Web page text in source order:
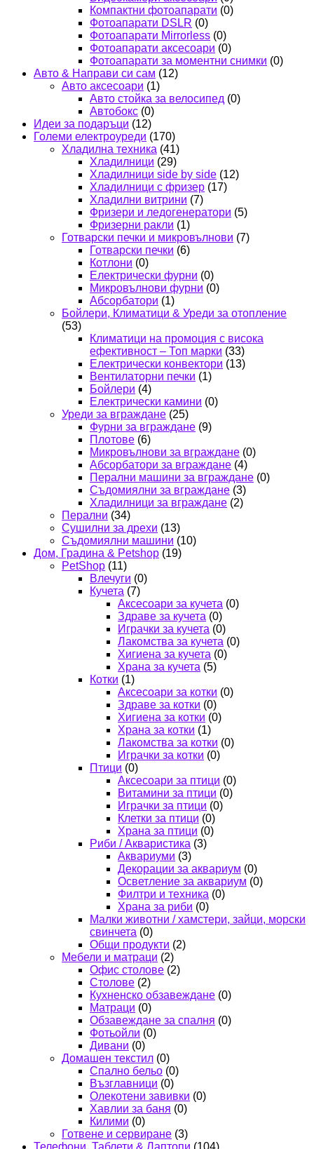
Компактни фотоапарати (0)
Фотоапарати DSLR (0)
Фотоапарати Mirrorless (0)
Фотоапарати аксесоари (0)
Фотоапарати за моментни снимки (0)
Авто & Направи си сам (12)
Авто аксесоари (1)
Авто стойка за велосипед (0)
Автобокс (0)
Идеи за подаръци (12)
Големи електроуреди (170)
Хладилна техника (41)
Хладилници (29)
Хладилници side by side (12)
Хладилници с фризер (17)
Хладилни витрини (7)
Фризери и ледогенератори (5)
Фризерни ракли (1)
Готварски печки и микровълнови (7)
Готварски печки (6)
Котлони (0)
Електрически фурни (0)
Микровълнови фурни (0)
Абсорбатори (1)
Бойлери, Климатици & Уреди за отопление
(53)
Климатици на промоция с висока
ефективност – Топ марки (33)
Електрически конвектори (13)
Вентилаторни печки (1)
Бойлери (4)
Електрически камини (0)
Уреди за вграждане (25)
Фурни за вграждане (9)
Плотове (6)
Микровълнови за вграждане (0)
Абсорбатори за вграждане (4)
Перални машини за вграждане (0)
Съдомиялни за вграждане (3)
Хладилници за вграждане (2)
Перални (34)
Сушилни за дрехи (13)
Съдомиялни машини (10)
Дом, Градина & Petshop (19)
PetShop (11)
Влечуги (0)
Кучета (7)
Аксесоари за кучета (0)
Здраве за кучета (0)
Играчки за кучета (0)
Лакомства за кучета (0)
Хигиена за кучета (0)
Храна за кучета (5)
Котки (1)
Аксесоари за котки (0)
Здраве за котки (0)
Хигиена за котки (0)
Храна за котки (1)
Лакомства за котки (0)
Играчки за котки (0)
Птици (0)
Аксесоари за птици (0)
Витамини за птици (0)
Играчки за птици (0)
Клетки за птици (0)
Храна за птици (0)
Риби / Акваристика (3)
Аквариуми (3)
Декорации за аквариум (0)
Осветление за аквариум (0)
Филтри и техника (0)
Храна за риби (0)
Малки животни / хамстери, зайци, морски
свинчета (0)
Общи продукти (2)
Мебели и матраци (2)
Офис столове (2)
Столове (2)
Кухненско обзавеждане (0)
Матраци (0)
Обзавеждане за спалня (0)
Фотьойли (0)
Дивани (0)
Домашен текстил (0)
Спално бельо (0)
Възглавници (0)
Олекотени завивки (0)
Хавлии за баня (0)
Килими (0)
Готвене и сервиране (3)
Телефони, Таблети & Лаптопи (104)